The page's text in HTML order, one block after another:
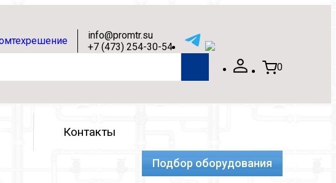
info@promtr.su
+7 (473) 254-30-54
0
Контакты
Подбор оборудования